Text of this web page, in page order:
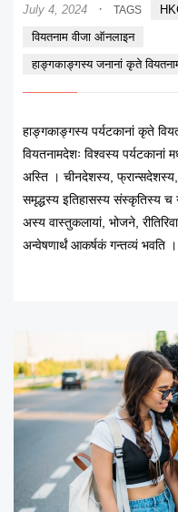
July 4, 2024 · TAGS
वियतनाम वीजा ऑनलाइन
हाङ्गकाङ्गस्य जनानां कृते
हाङ्गकाङ्गस्य पर्यटकानां कृते
वियतनामदेशः विश्वस्य पर्यटकानां
अस्ति । चीनदेशस्य, फ्रान्सदेशस्य,
समृद्धस्य इतिहासस्य संस्कृतिस्य च
अस्य वास्तुकलायां, भोजने,
अन्वेषणार्थं आकर्षकं गन्तव्यं भवति